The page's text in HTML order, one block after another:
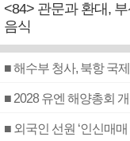
<84> 관문과 환대,
음식
■ 해수부 청사, 북항 국
■ 2028 유엔 해양총회
■ 외국인 선원 ‘인신매